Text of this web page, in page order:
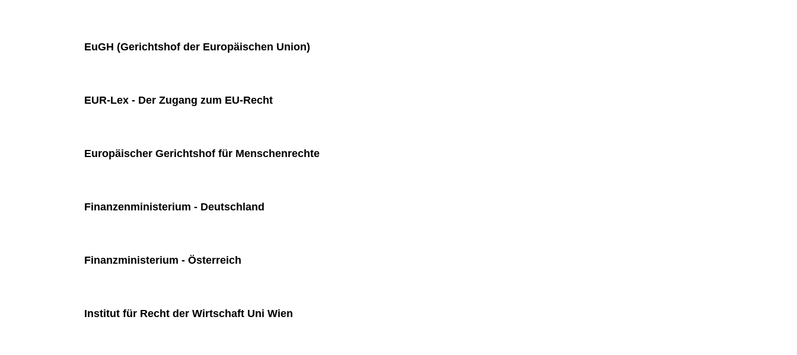
EuGH (Gerichtshof der Europäischen Union)
EUR-Lex - Der Zugang zum EU-Recht
Europäischer Gerichtshof für Menschenrechte
Finanzenministerium - Deutschland
Finanzministerium - Österreich
Institut für Recht der Wirtschaft Uni Wien